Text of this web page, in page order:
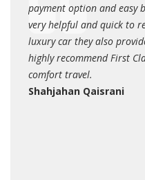
payment option and easy
very helpful and quick to
luxury car they also
highly recommend First
comfort travel.
Shahjahan Qaisrani